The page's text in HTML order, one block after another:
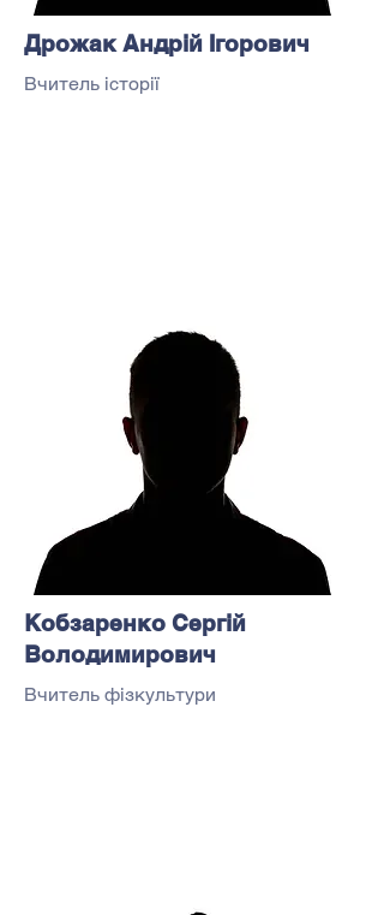
Дрожак Андрій Ігорович
Вчитель історії
Кобзаренко Сергій
Володимирович
Вчитель фізкультури